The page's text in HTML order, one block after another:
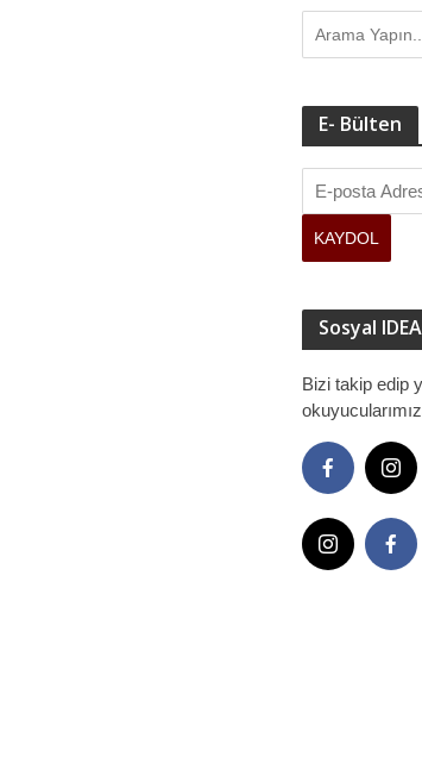
E- Bülten
Sosyal IDEA
Bizi takip edip